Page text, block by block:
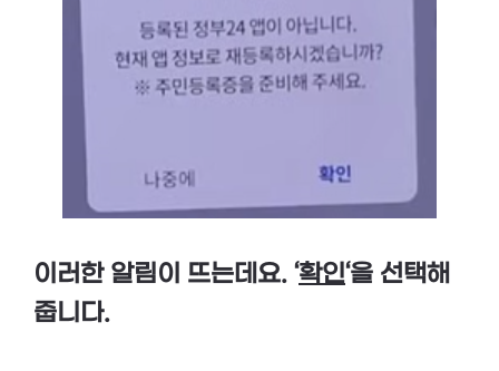
이러한 알림이 뜨는데요. ‘확인‘을 선택해
줍니다.